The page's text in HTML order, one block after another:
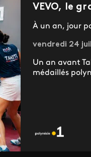
VEVO, le
À un an, jour
vendredi 24
Un an avant
médaillés